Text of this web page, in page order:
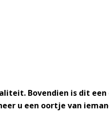
Bovendien is dit
u een oortje van